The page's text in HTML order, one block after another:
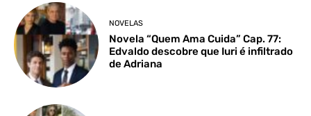
NOVELAS
Novela “Quem Ama Cuida” Cap. 77:
Edvaldo descobre que Iuri é infiltrado
de Adriana